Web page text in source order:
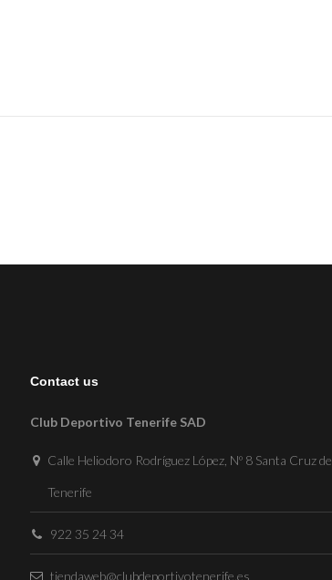
Contact us
Club Deportivo Tenerife SAD
Calle Heliodoro Rodríguez López, Nº 8 Santa Cruz de
Tenerife
922 35 24 34
tiendaweb@clubdeportivotenerife.es